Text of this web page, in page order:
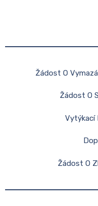
Žádost O
Žádost O
Vytýkací
Žádost O